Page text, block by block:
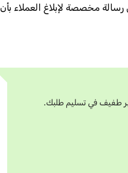
مخصصة لإبلاغ العملاء بأن
طفيف في تسليم طلبك.